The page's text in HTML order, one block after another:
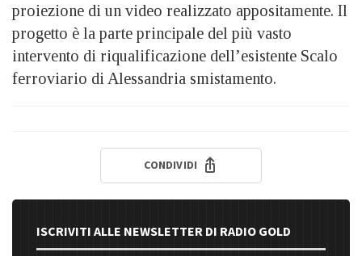
proiezione di un video realizzato appositamente. Il
progetto è la parte principale del più vasto
intervento di riqualificazione dell’esistente Scalo
ferroviario di Alessandria smistamento.
CONDIVIDI
ISCRIVITI ALLE NEWSLETTER DI RADIO GOLD